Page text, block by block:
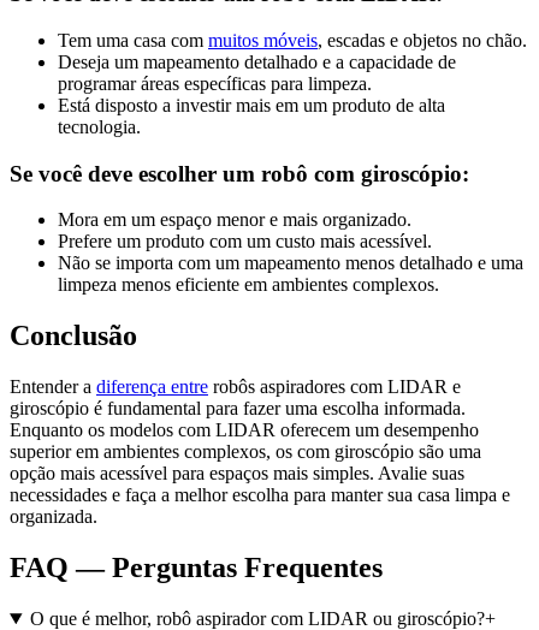
Tem uma casa com muitos móveis, escadas e objetos no chão.
Deseja um mapeamento detalhado e a capacidade de
programar áreas específicas para limpeza.
Está disposto a investir mais em um produto de alta
tecnologia.
Se você deve escolher um robô com giroscópio:
Mora em um espaço menor e mais organizado.
Prefere um produto com um custo mais acessível.
Não se importa com um mapeamento menos detalhado e uma
limpeza menos eficiente em ambientes complexos.
Conclusão
Entender a diferença entre robôs aspiradores com LIDAR e
giroscópio é fundamental para fazer uma escolha informada.
Enquanto os modelos com LIDAR oferecem um desempenho
superior em ambientes complexos, os com giroscópio são uma
opção mais acessível para espaços mais simples. Avalie suas
necessidades e faça a melhor escolha para manter sua casa limpa e
organizada.
FAQ — Perguntas Frequentes
O que é melhor, robô aspirador com LIDAR ou giroscópio?+